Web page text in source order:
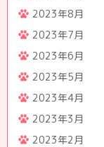
2023年8月
2023年7月
2023年6月
2023年5月
2023年4月
2023年3月
2023年2月